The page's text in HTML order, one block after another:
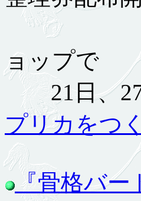
ョップで
21日、27
プリカをつ
『骨格バ